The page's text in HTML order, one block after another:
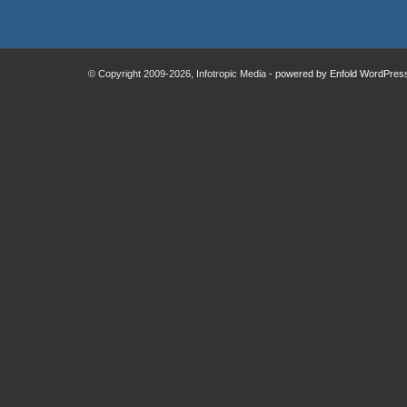
© Copyright 2009-2026, Infotropic Media - powered by Enfold